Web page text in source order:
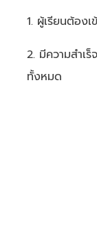
1. ผู้เรียนต้อง
2. มีความสำเร็
ทั้งหมด